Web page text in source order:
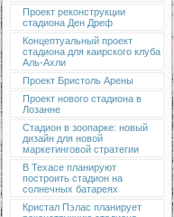
Проект реконструкции
стадиона Ден Дреф
Концептуальный проект
стадиона для каирского клуба
Аль-Ахли
Проект Бристоль Арены
Проект нового стадиона в
Лозанне
Стадион в зоопарке: новый
дизайн для новой
маркетинговой стратегии
В Техасе планируют
построить стадион на
солнечных батареях
Кристал Пэлас планирует